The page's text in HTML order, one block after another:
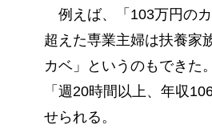
例えば、「103万円の
超えた専業主婦は扶養家
カベ」というのもできた
「週20時間以上、年収
せられる。